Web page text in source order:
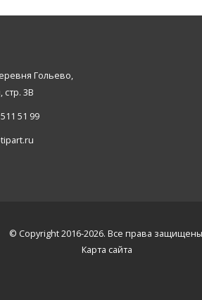
Гольево,
стр. 3В
51 99
© Copyright 2016-2026. Все права
Карта сайта